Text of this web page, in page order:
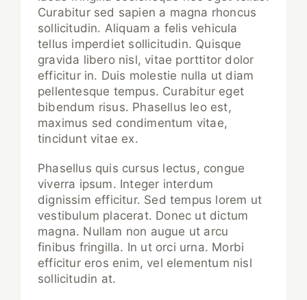
Curabitur sed sapien a magna rhoncus
sollicitudin. Aliquam a felis vehicula
tellus imperdiet sollicitudin. Quisque
gravida libero nisl, vitae porttitor dolor
efficitur in. Duis molestie nulla ut diam
pellentesque tempus. Curabitur eget
bibendum risus. Phasellus leo est,
maximus sed condimentum vitae,
tincidunt vitae ex.
Phasellus quis cursus lectus, congue
viverra ipsum. Integer interdum
dignissim efficitur. Sed tempus lorem ut
vestibulum placerat. Donec ut dictum
magna. Nullam non augue ut arcu
finibus fringilla. In ut orci urna. Morbi
efficitur eros enim, vel elementum nisl
sollicitudin at.